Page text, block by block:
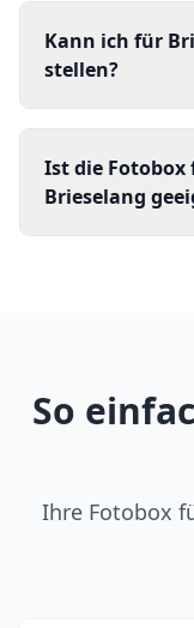
Kann ich für
stellen?
Ist die Fotobox
Brieselang
So
Ihre Fotobox